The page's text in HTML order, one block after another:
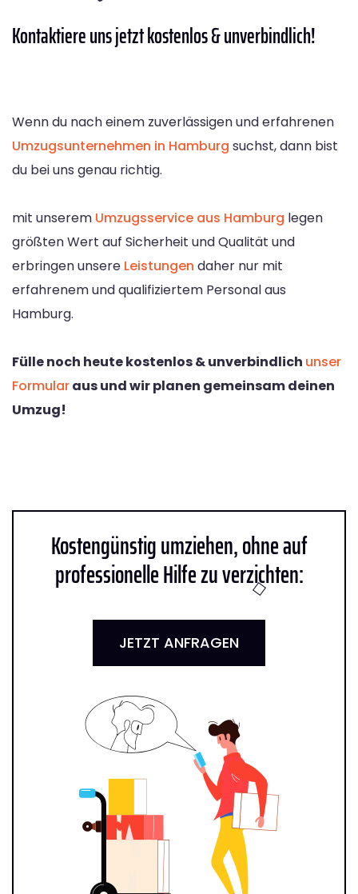
Kontaktiereuns jetzt kostenlos & unverbindlich!
Wenn du nach einem zuverlässigen und erfahrenen
Umzugsunternehmen in Hamburg suchst, dann bist
du bei uns genau richtig.
mit unserem Umzugsservice aus Hamburg legen
größten Wert auf Sicherheit und Qualität und
erbringen unsere Leistungen daher nur mit
erfahrenem und qualifiziertem Personal aus
Hamburg.
Fülle noch heute kostenlos & unverbindlich unser
Formularaus und wir planen gemeinsam deinen
Umzug!
Kostengünstig umziehen, ohne auf
professionelle Hilfe zu verzichten:
JETZT ANFRAGEN